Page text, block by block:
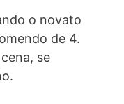
o novato
de 4.
se